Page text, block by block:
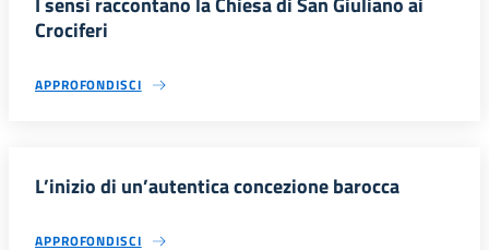
Crociferi
APPROFONDISCI
L’inizio di un’autentica concezione barocca
APPROFONDISCI